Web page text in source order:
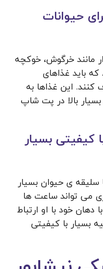
حیوانات
مانند خرگوش، خوکچه
باید غذاهای
این غذاها به
بالا در پت شاپ
کیفیتی بسیار
ی حیوان بسیار
می تواند ساعت ها
خود با او ارتباط
بسیار با کیفیتی